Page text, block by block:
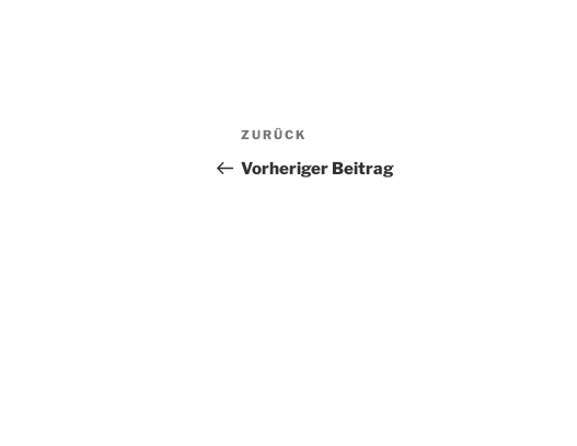
Beitragsnavigation
Vorheriger
Beitrag
ZURÜCK
Vorheriger Beitrag